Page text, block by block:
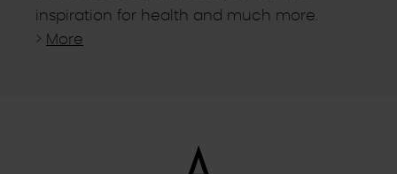
inspiration for health and much more.
> More